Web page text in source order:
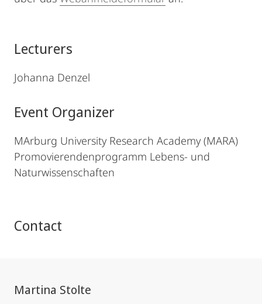
Lecturers
Johanna Denzel
Event Organizer
MArburg University Research Academy (MARA)
Promovierendenprogramm Lebens- und
Naturwissenschaften
Contact
Martina Stolte